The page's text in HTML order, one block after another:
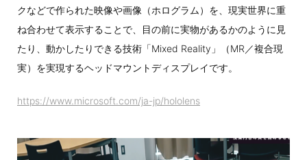
クなどで作られた映像や画像（ホログラム）を、現実世界に重
ね合わせて表示することで、目の前に実物があるかのように見
たり、動かしたりできる技術「Mixed Reality」（MR／複合現
実）を実現するヘッドマウントディスプレイです。
https://www.microsoft.com/ja-jp/hololens